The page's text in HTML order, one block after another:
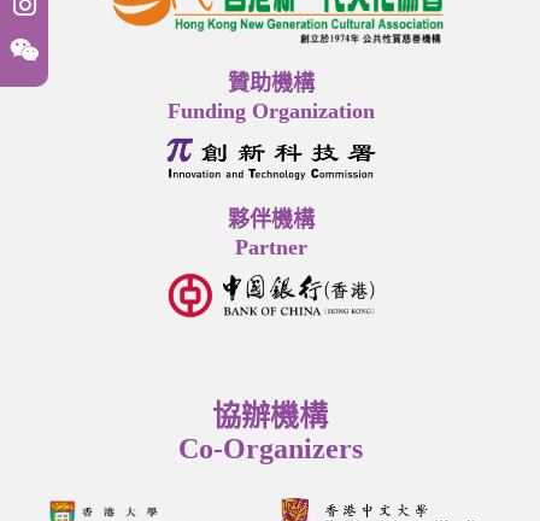
贊助機構
Funding Organization
夥伴機構
Partner
協辦機構
Co-Organizers